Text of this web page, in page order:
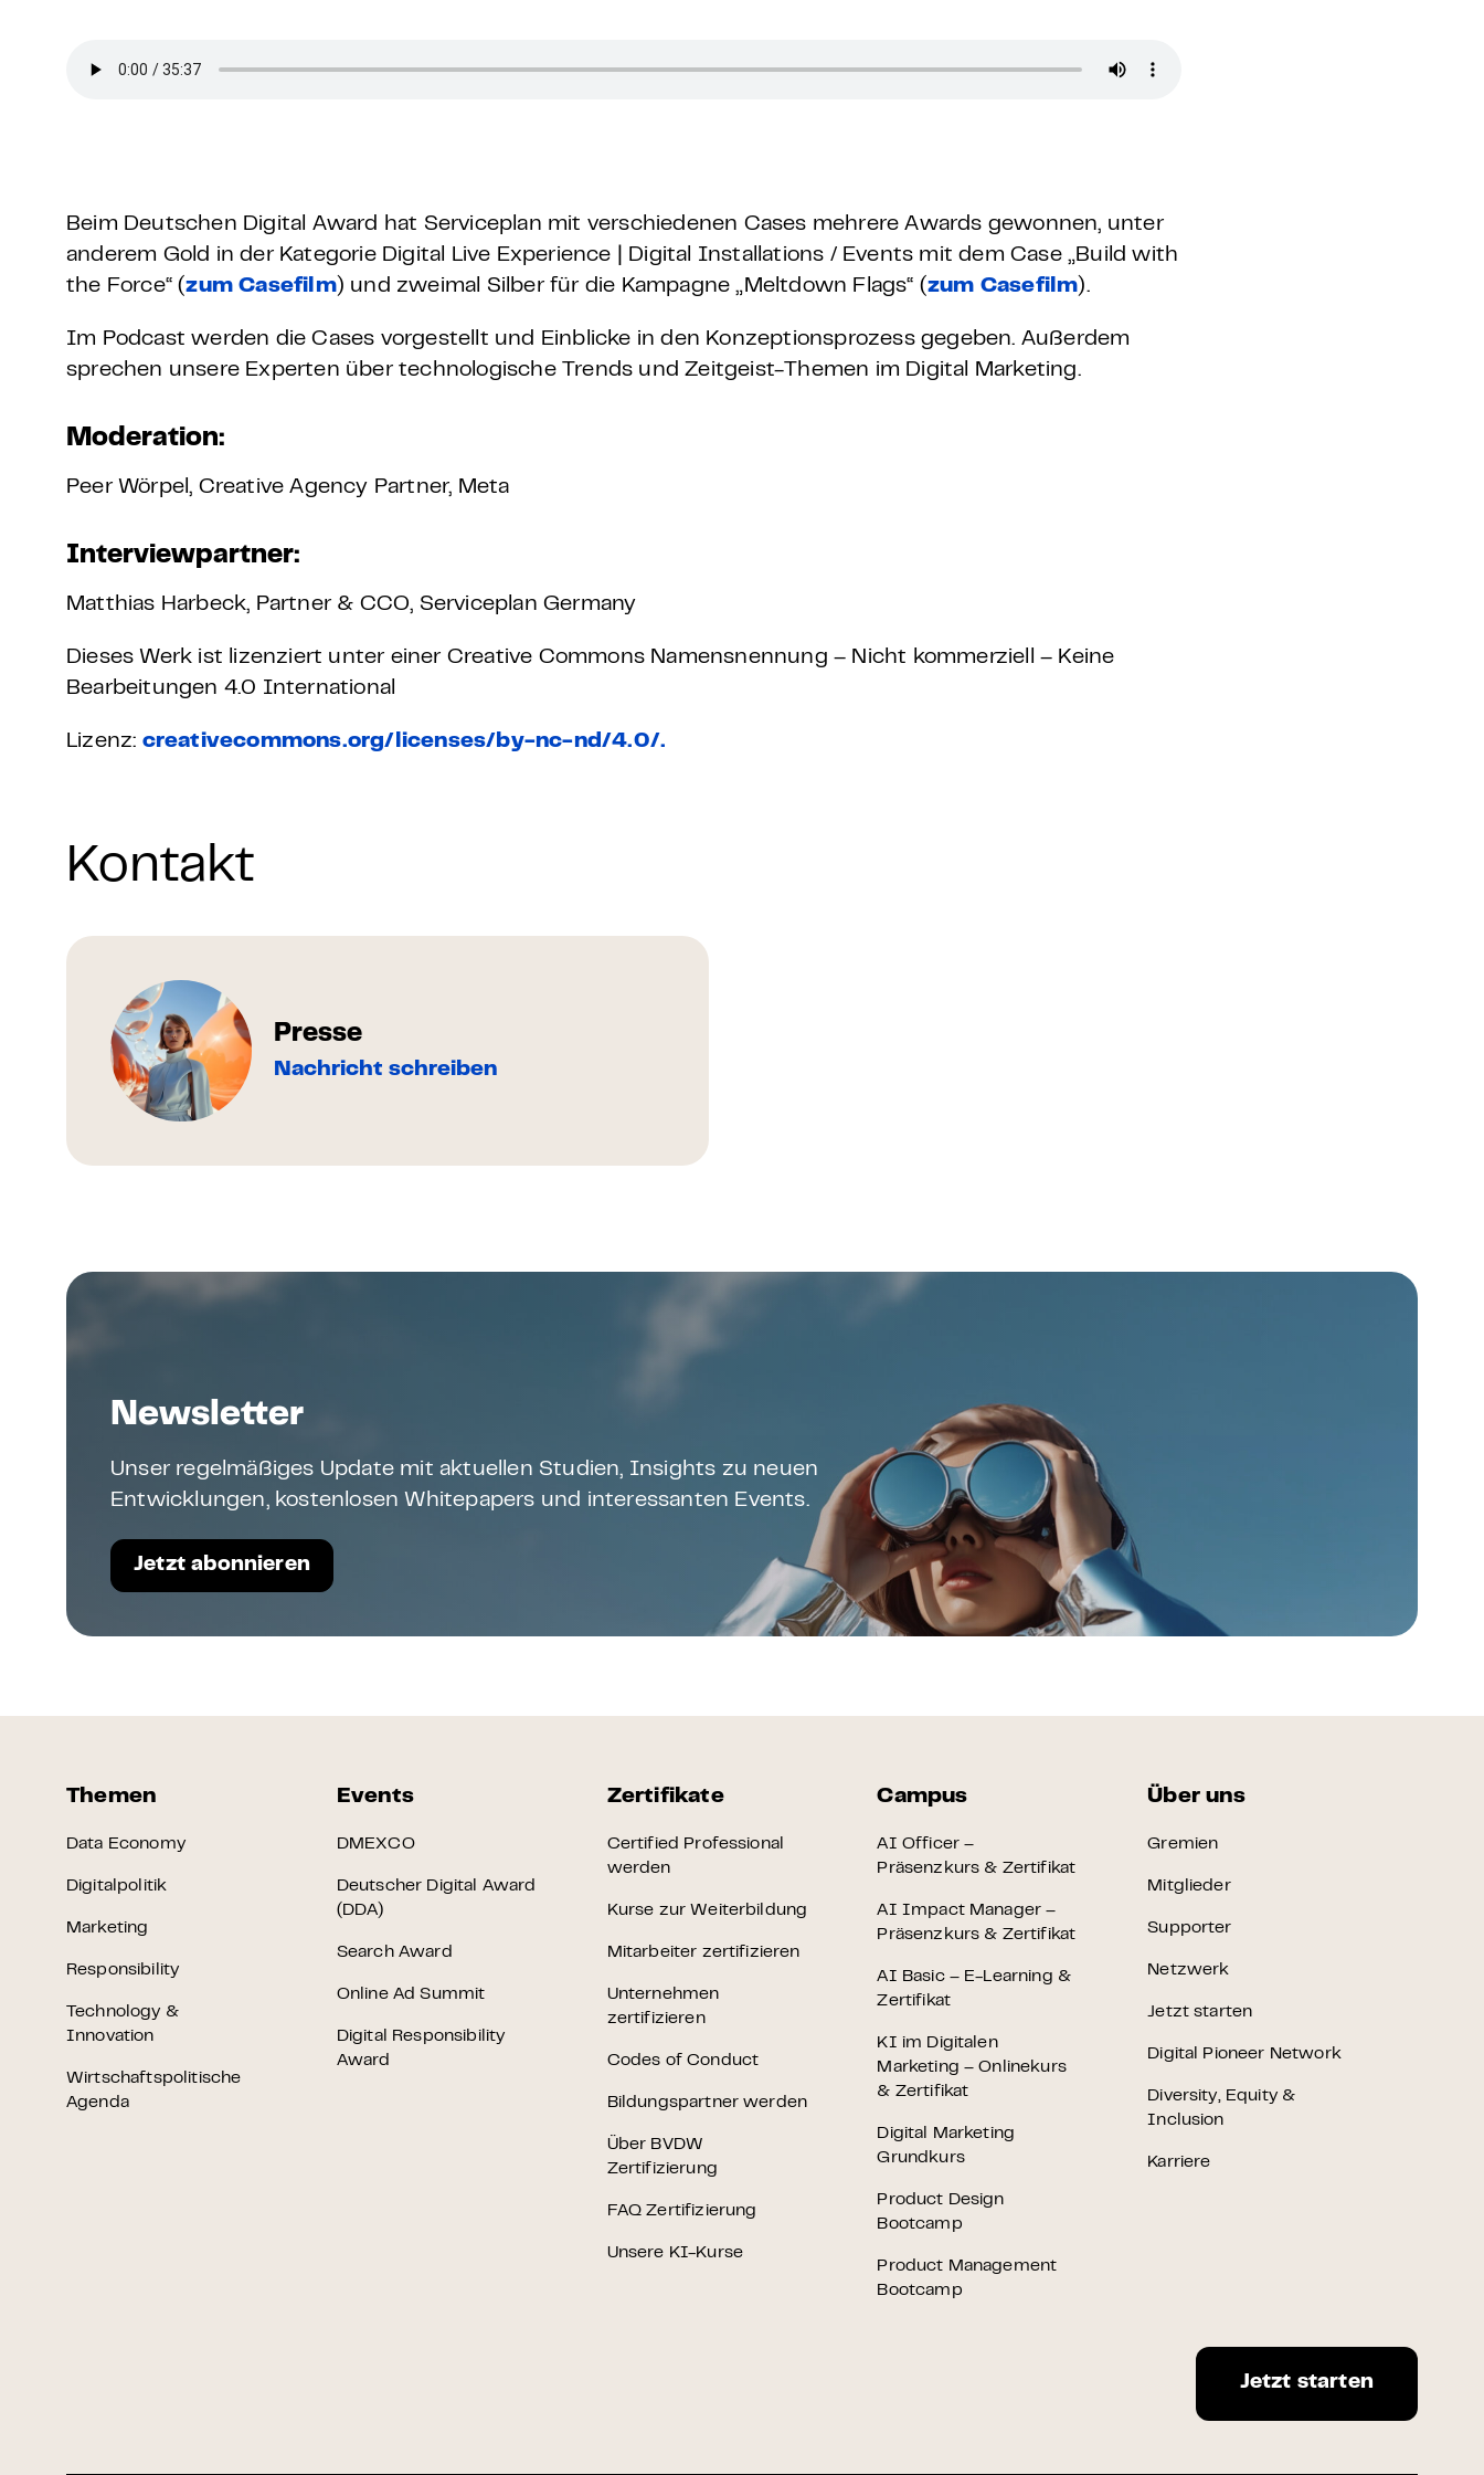
Product Management Bootcamp
Beim Deutschen Digital Award hat Serviceplan mit verschiedenen Cases mehrere Awards gewonnen, unter
anderem Gold in der Kategorie Digital Live Experience | Digital Installations / Events mit dem Case „Build with
the Force“ (zum Casefilm) und zweimal Silber für die Kampagne „Meltdown Flags“ (zum Casefilm).
Im Podcast werden die Cases vorgestellt und Einblicke in den Konzeptionsprozess gegeben. Außerdem
sprechen unsere Experten über technologische Trends und Zeitgeist-Themen im Digital Marketing.
Moderation:
Peer Wörpel, Creative Agency Partner, Meta
Interviewpartner:
Matthias Harbeck, Partner & CCO, Serviceplan Germany
Dieses Werk ist lizenziert unter einer Creative Commons Namensnennung – Nicht kommerziell – Keine
Bearbeitungen 4.0 International
Lizenz: creativecommons.org/licenses/by-nc-nd/4.0/.
Kontakt
Presse
Nachricht schreiben
Newsletter
Unser regelmäßiges Update mit aktuellen Studien, Insights zu neuen
Entwicklungen, kostenlosen Whitepapers und interessanten Events.
Jetzt abonnieren
Themen
Data Economy
Digitalpolitik
Marketing
Responsibility
Technology &
Innovation
Wirtschaftspolitische
Agenda
Events
DMEXCO
Deutscher Digital Award
(DDA)
Search Award
Online Ad Summit
Digital Responsibility
Award
Zertifikate
Certified Professional
werden
Kurse zur Weiterbildung
Mitarbeiter zertifizieren
Unternehmen
zertifizieren
Codes of Conduct
Bildungspartner werden
Über BVDW
Zertifizierung
FAQ Zertifizierung
Unsere KI-Kurse
Campus
AI Officer –
Präsenzkurs & Zertifikat
AI Impact Manager –
Präsenzkurs & Zertifikat
AI Basic – E-Learning &
Zertifikat
KI im Digitalen
Marketing – Onlinekurs
& Zertifikat
Digital Marketing
Grundkurs
Product Design
Bootcamp
Product Management
Bootcamp
Über uns
Gremien
Mitglieder
Supporter
Netzwerk
Jetzt starten
Digital Pioneer Network
Diversity, Equity &
Inclusion
Karriere
Jetzt starten